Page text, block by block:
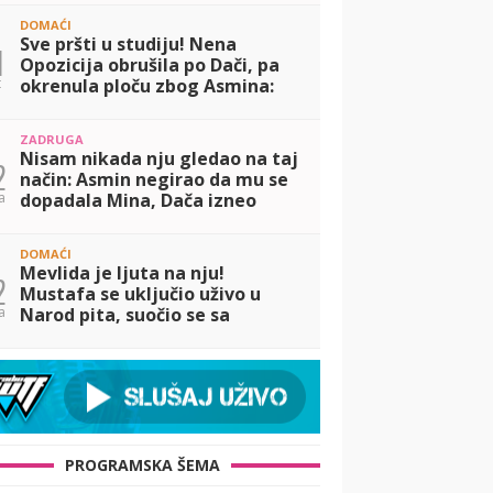
intimne slike (VIDEO)
DOMAĆI
Sve pršti u studiju! Nena
Opozicija obrušila po Dači, pa
okrenula ploču zbog Asmina:
ZADRUGA
Nisam nikada nju gledao na taj
način: Asmin negirao da mu se
dopadala Mina, Dača izneo
DOMAĆI
Mevlida je ljuta na nju!
Mustafa se uključio uživo u
Narod pita, suočio se sa
odnosu sa Majom! (VIDEO)
PROGRAMSKA ŠEMA